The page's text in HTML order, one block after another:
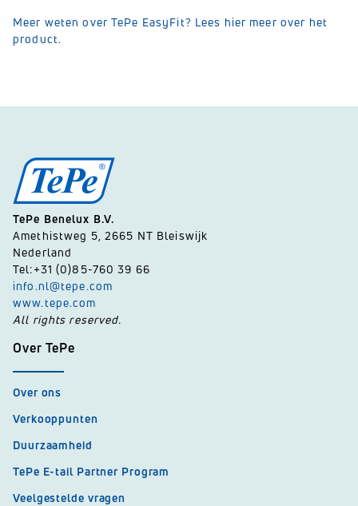
Meer weten over TePe EasyFit? Lees hier meer over het
product.
TePe Benelux B.V.
Amethistweg 5, 2665 NT Bleiswijk
Nederland
Tel:+31 (0)85-760 39 66
info.nl@tepe.com
www.tepe.com
All rights reserved.
Over TePe
Over ons
Verkooppunten
Duurzaamheid
TePe E-tail Partner Program
Veelgestelde vragen